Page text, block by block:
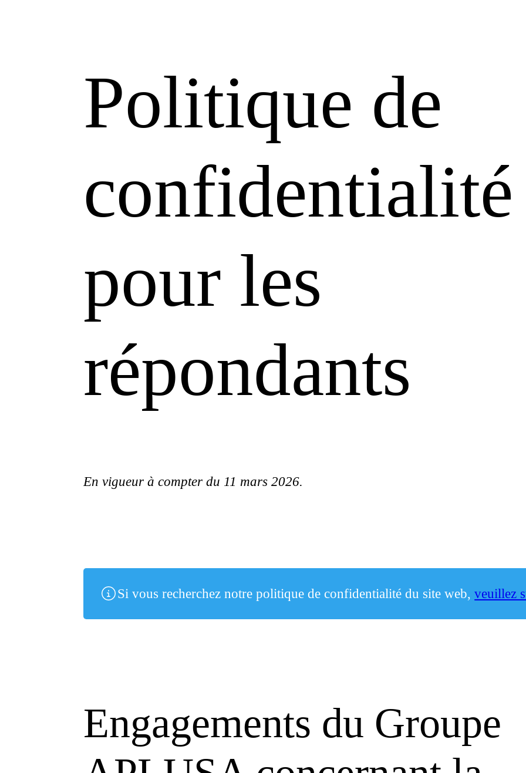
Politique de
confidentialité
pour les
répondants
En vigueur à compter du 11 mars 2026.
Si vous recherchez notre politique de confidentialité du site web,veuillez
Engagements du Groupe